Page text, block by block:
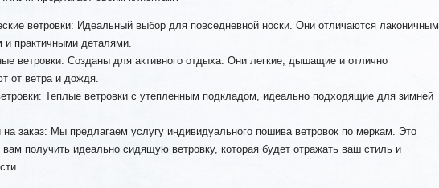
ветровки: Идеальный выбор для повседневной носки. Они отличаются лаконичным
и практичными деталями.
ветровки: Созданы для активного отдыха. Они легкие, дышащие и отлично
от ветра и дождя.
Теплые ветровки с утепленным подкладом, идеально подходящие для зимней
на заказ: Мы предлагаем услугу индивидуального пошива ветровок по меркам. Это
вам получить идеально сидящую ветровку, которая будет отражать ваш стиль и